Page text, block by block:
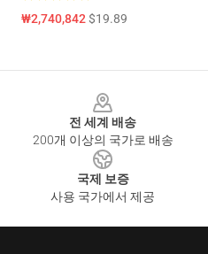
₩2,740,842$19.89
전 세계 배송
200개 이상의 국가로 배송
국제 보증
사용 국가에서 제공